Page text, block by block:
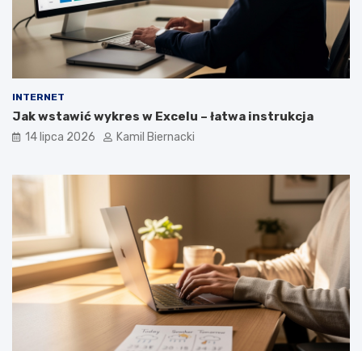
INTERNET
Jak wstawić wykres w Excelu – łatwa instrukcja
14 lipca 2026 Kamil Biernacki